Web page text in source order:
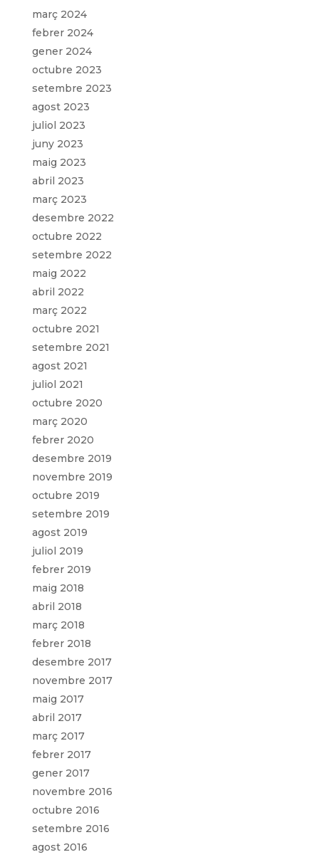
març 2024
febrer 2024
gener 2024
octubre 2023
setembre 2023
agost 2023
juliol 2023
juny 2023
maig 2023
abril 2023
març 2023
desembre 2022
octubre 2022
setembre 2022
maig 2022
abril 2022
març 2022
octubre 2021
setembre 2021
agost 2021
juliol 2021
octubre 2020
març 2020
febrer 2020
desembre 2019
novembre 2019
octubre 2019
setembre 2019
agost 2019
juliol 2019
febrer 2019
maig 2018
abril 2018
març 2018
febrer 2018
desembre 2017
novembre 2017
maig 2017
abril 2017
març 2017
febrer 2017
gener 2017
novembre 2016
octubre 2016
setembre 2016
agost 2016